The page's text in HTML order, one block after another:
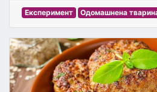
Експеримент Одомашнена